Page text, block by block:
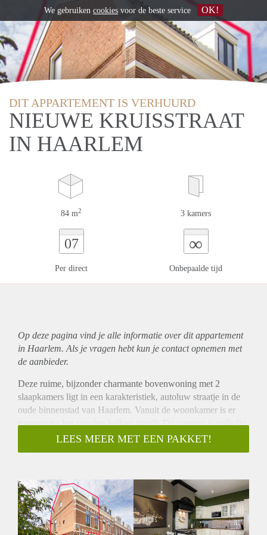
DIT APPARTEMENT IS VERHUURD
NIEUWE KRUISSTRAAT
IN HAARLEM
84 m2 3 kamers
07
Per direct
∞
Onbepaalde tijd
Op deze pagina vind je alle informatie over ditappartement
in Haarlem. Als je vragen hebt kun je contact opnemen met
de aanbieder.
Deze ruime, bijzonder charmante bovenwoning met 2
slaapkamers ligt in een karakteristiek, autoluw straatje in de
oude binnenstad van Haarlem. Vanuit de woonkamer is er
toegang tot het zonnige balkon (zuid). De woning is volledig
gemeubileerd. De locatie is ideaal, op loopafstand van
restaurants, musea, theaters, winkels en openbaar vervoer.
1ste verdieping: entree, hal, toilet, grote slaapkamer met
inloopkast en fraaie schouw, badkamer met inloopdouche,
wastafelmeubel en handdoekradiator. Keuken voorzien van
5-pits gasfornuis, oven, vaatwasser, koel-vriescombinatie.
LEES MEER MET EEN PAKKET!
We gebruiken cookies voor de beste service OK!